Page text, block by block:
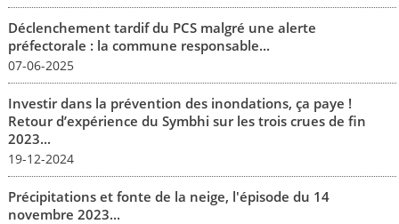
Déclenchement tardif du PCS malgré une alerte
préfectorale : la commune responsable...
07-06-2025
Investir dans la prévention des inondations, ça paye !
Retour d’expérience du Symbhi sur les trois crues de fin
2023...
19-12-2024
Précipitations et fonte de la neige, l'épisode du 14
novembre 2023...